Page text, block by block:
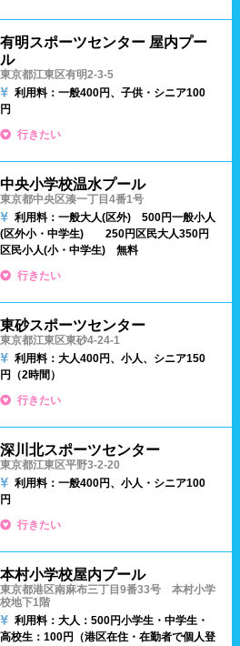
有明スポーツセンター 屋内プー
ル
東京都江東区有明2-3-5
利用料：一般400円、子供・シニア100
円
行きたい
中央小学校温水プール
東京都中央区湊一丁目4番1号
利用料：一般大人(区外) 500円一般小人
(区外小・中学生) 250円 区民大人350円
区民小人(小・中学生) 無料
行きたい
東砂スポーツセンター
東京都江東区東砂4-24-1
利用料：大人400円、小人、シニア150
円（2時間）
行きたい
深川北スポーツセンター
東京都江東区平野3-2-20
利用料：一般400円、小人・シニア100
円
行きたい
本村小学校屋内プール
東京都港区南麻布三丁目9番33号 本村小学
校地下1階
利用料：大人：500円小学生・中学生・
高校生：100円
（港区在住・在勤者で個人登
近畿
京都府 大阪府
奈良県
中国
島根県 岡山県
四国
香川県
州、沖縄
佐賀県 長崎県
大分県 宮崎県
沖縄県
テーブル
飲食店併設
観覧席
多目的トイレ
ウォシュレット
ッカータイプ
脱水機
体重計
ドリンク自動販売機
カード式ロッカー
コインロッカー
メイク落とし